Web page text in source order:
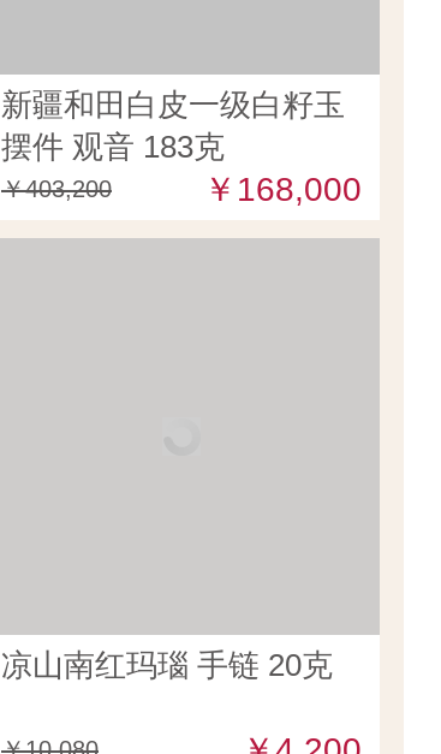
新疆和田白皮一级白籽玉
摆件 观音 183克
￥403,200 ￥168,000
凉山南红玛瑙 手链 20克